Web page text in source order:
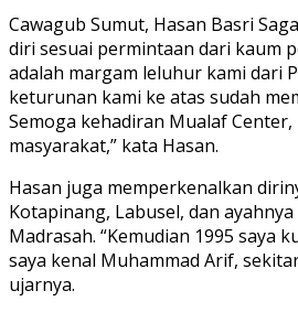
Cawagub Sumut, Hasan Basri
diri sesuai permintaan dari kaum
adalah margam leluhur kami dari
keturunan kami ke atas sudah
Semoga kehadiran Mualaf
masyarakat,” kata Hasan.
Hasan juga memperkenalkan
Kotapinang, Labusel, dan
Madrasah. “Kemudian 1995 saya
saya kenal Muhammad Arif,
ujarnya.